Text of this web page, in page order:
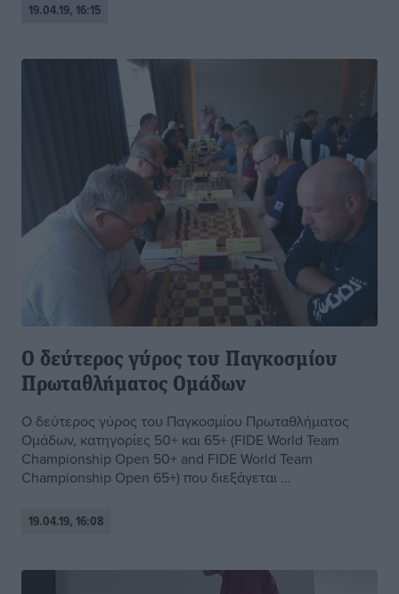
19.04.19, 16:15
Ο δεύτερος γύρος του Παγκοσμίου
Πρωταθλήματος Ομάδων
Ο δεύτερος γύρος του Παγκοσμίου Πρωταθλήματος
Ομάδων, κατηγορίες 50+ και 65+ (FIDE World Team
Championship Open 50+ and FIDE World Team
Championship Open 65+) που διεξάγεται ...
19.04.19, 16:08